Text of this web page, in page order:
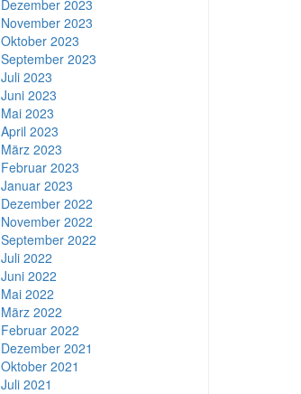
Dezember 2023
November 2023
Oktober 2023
September 2023
Juli 2023
Juni 2023
Mai 2023
April 2023
März 2023
Februar 2023
Januar 2023
Dezember 2022
November 2022
September 2022
Juli 2022
Juni 2022
Mai 2022
März 2022
Februar 2022
Dezember 2021
Oktober 2021
Juli 2021